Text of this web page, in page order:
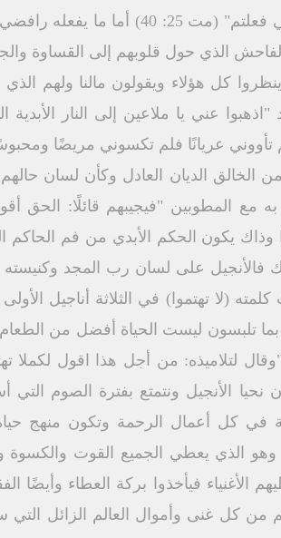
بما انكم فعلتموه بأحد اخوتي هؤلاء
الذي حول قلوبهم إلى القساوة
كل هؤلاء ويقولون مالنا ولهم
عني يا ملاعين إلى النار الأبدية
الخالق الديان العادل وكأن لسان
مع المطوبين "فيجيبهم قائلًا: الحق
تفعلوا" (مت 25: 45) نهاية هذا وذاك يكون الحكم
إلى حياة أبدية" (مت 25: 46) لذلك فالأنجيل على لسان
(لا تهتموا) في الثلاثة أناجيل
(مت 1: 19) (مر 13: 11) (لو 12: 11)، "وقال لتلاميذه: من أجل
21: 14) هكذا يجب أن نحيا الأنجيل ونتمتع بفترة
في كل أعمال الرحمة وتكون منهج
الذي يعطي الجميع القوت والكسوة
الأغنياء فيأخذوا بركة العطاء
من كل غنى وأموال العالم الزائل التي